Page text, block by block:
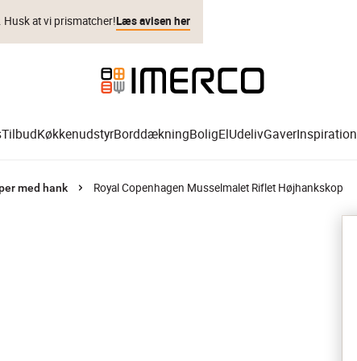
at vi prismatcher!Læs avisen her
TilbudKøkkenudstyrBorddækningBoligElUdelivGaverInspiration
med hank Royal Copenhagen Musselmalet Riflet Højhankskop